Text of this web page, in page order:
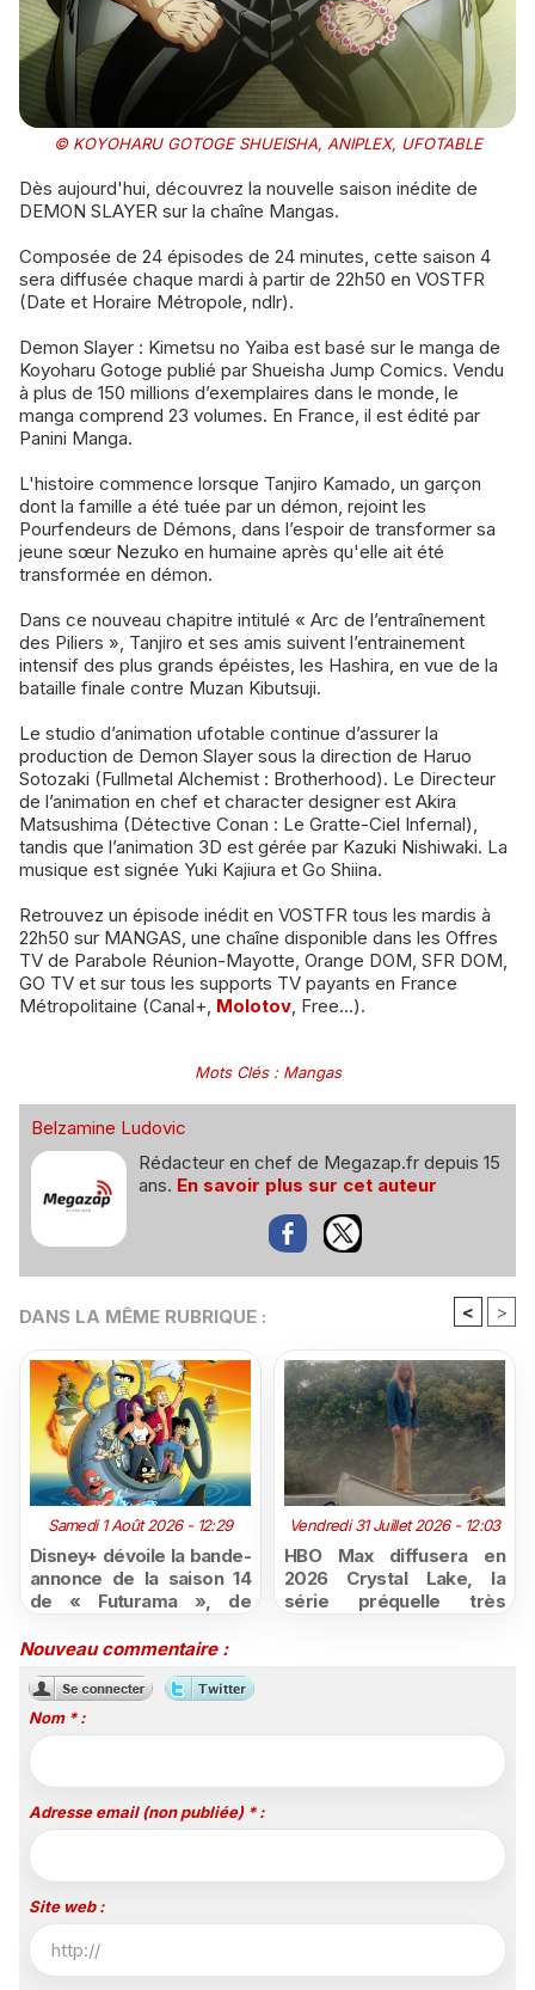
© KOYOHARU GOTOGE SHUEISHA, ANIPLEX, UFOTABLE
Dès aujourd'hui, découvrez la nouvelle saison inédite de
DEMON SLAYER sur la chaîne Mangas.
Composée de 24 épisodes de 24 minutes, cette saison 4
sera diffusée chaque mardi à partir de 22h50 en VOSTFR
(Date et Horaire Métropole, ndlr).
Demon Slayer : Kimetsu no Yaiba est basé sur le manga de
Koyoharu Gotoge publié par Shueisha Jump Comics. Vendu
à plus de 150 millions d’exemplaires dans le monde, le
manga comprend 23 volumes. En France, il est édité par
Panini Manga.
L'histoire commence lorsque Tanjiro Kamado, un garçon
dont la famille a été tuée par un démon, rejoint les
Pourfendeurs de Démons, dans l’espoir de transformer sa
jeune sœur Nezuko en humaine après qu'elle ait été
transformée en démon.
Dans ce nouveau chapitre intitulé « Arc de l’entraînement
des Piliers », Tanjiro et ses amis suivent l’entrainement
intensif des plus grands épéistes, les Hashira, en vue de la
bataille finale contre Muzan Kibutsuji.
Le studio d’animation ufotable continue d’assurer la
production de Demon Slayer sous la direction de Haruo
Sotozaki (Fullmetal Alchemist : Brotherhood). Le Directeur
de l’animation en chef et character designer est Akira
Matsushima (Détective Conan : Le Gratte-Ciel Infernal),
tandis que l’animation 3D est gérée par Kazuki Nishiwaki. La
musique est signée Yuki Kajiura et Go Shiina.
Retrouvez un épisode inédit en VOSTFR tous les mardis à
22h50 sur MANGAS, une chaîne disponible dans les Offres
TV de Parabole Réunion-Mayotte, Orange DOM, SFR DOM,
GO TV et sur tous les supports TV payants en France
Métropolitaine (Canal+, Molotov , Free...).
Mots Clés: Mangas
Belzamine Ludovic
Rédacteur en chef de Megazap.fr depuis 15
ans. En savoir plus sur cet auteur
DANS LA MÊME RUBRIQUE : < >
Samedi 1 Août 2026 - 12:29
Disney+ dévoile la bande-
annonce de la saison 14
de « Futurama », de
Vendredi 31 Juillet 2026 - 12:03
HBO Max diffusera en
2026 Crystal Lake, la
série préquelle très
Nouveau commentaire :
Nom * :
Adresse email (non publiée) * :
Site web :